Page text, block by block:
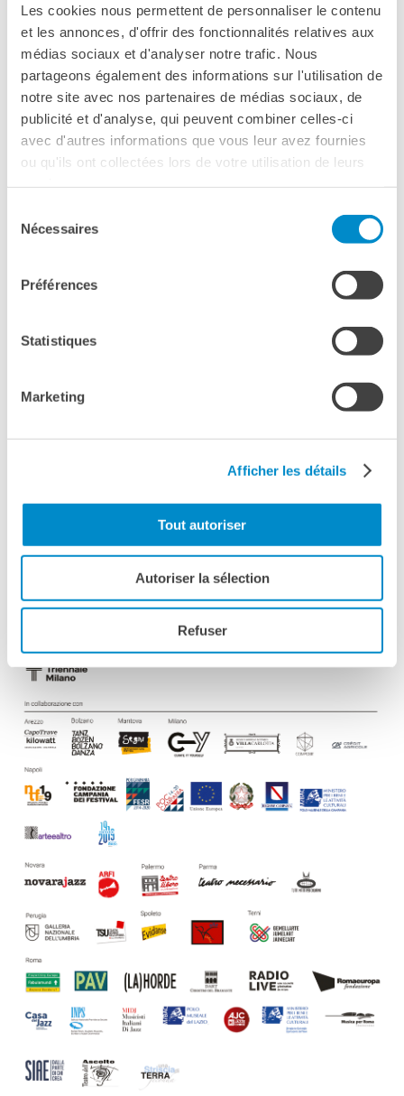
Les cookies nous permettent de personnaliser le contenu
et les annonces, d'offrir des fonctionnalités relatives aux
médias sociaux et d'analyser notre trafic. Nous
partageons également des informations sur l'utilisation de
notre site avec nos partenaires de médias sociaux, de
publicité et d'analyse, qui peuvent combiner celles-ci
avec d'autres informations que vous leur avez fournies
ou qu'ils ont collectées lors de votre utilisation de leurs
Nécessaires
Préférences
Statistiques
Marketing
Afficher les détails
Tout autoriser
Autoriser la sélection
Refuser
Chitarra: Francesco Diodati Contrabbasso:
Francesco Ponticelli
LA FEMME D’À CÔTÉ
ESTRATTI DA FILM DI FRANÇOIS TRUFFAUT
Un progetto di: Rita Marcotulli
Fisarmonica: Luciano Biondini
Batteria: Roberto Gatto